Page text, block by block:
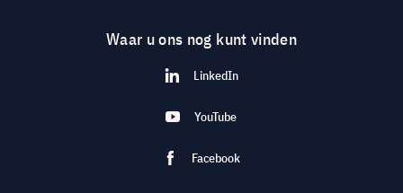
Waar u ons nog kunt vinden
LinkedIn
YouTube
Facebook